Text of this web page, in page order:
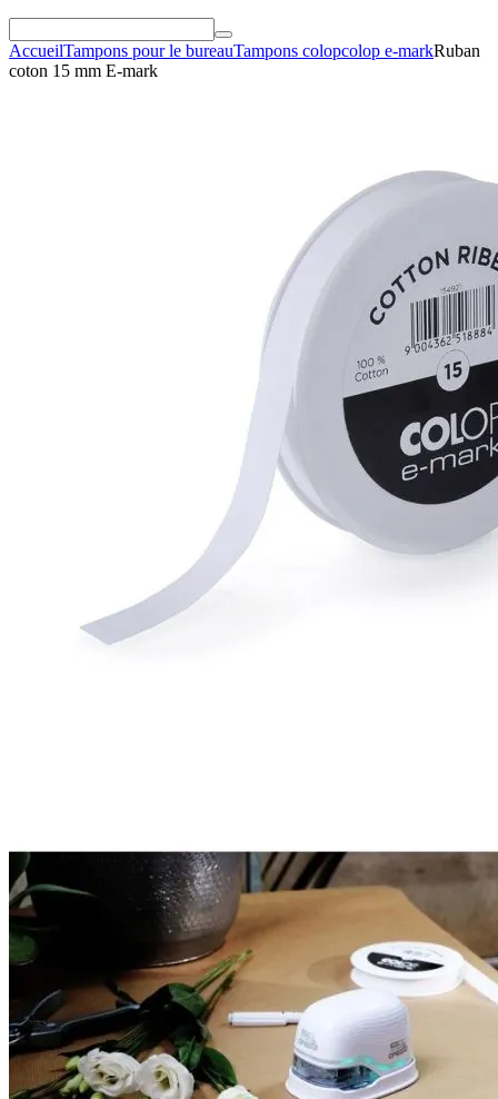
AccueilTampons pour le bureauTampons colopcolop e-markRuban
coton 15 mm E-mark